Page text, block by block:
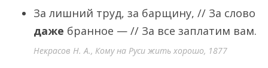
За лишний труд, за барщину, // За слово
даже бранное — // За все заплатим вам.
Некрасов Н. А., Кому на Руси жить хорошо, 1877